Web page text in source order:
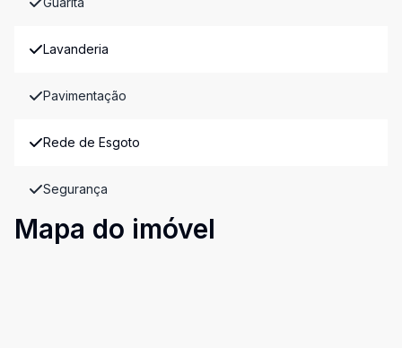
Lavanderia
Pavimentação
Rede de Esgoto
Segurança
Mapa do imóvel